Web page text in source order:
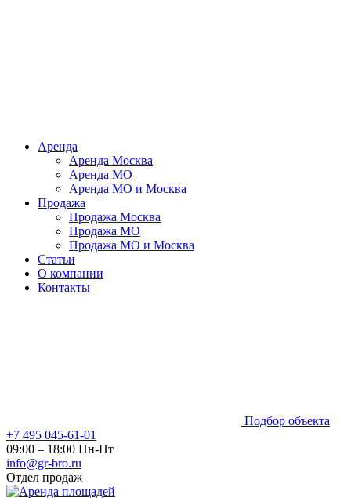
Аренда
Аренда Москва
Аренда МО
Аренда МО и Москва
Продажа
Продажа Москва
Продажа МО
Продажа МО и Москва
Статьи
О компании
Контакты
Подбор объекта
+7 495 045-61-01
09:00 – 18:00 Пн-Пт
info@gr-bro.ru
Отдел продаж